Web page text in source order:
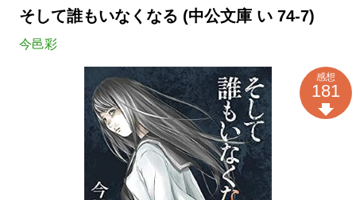
そして誰もいなくなる (中公文庫 い 74-7)
今邑彩
感想
181